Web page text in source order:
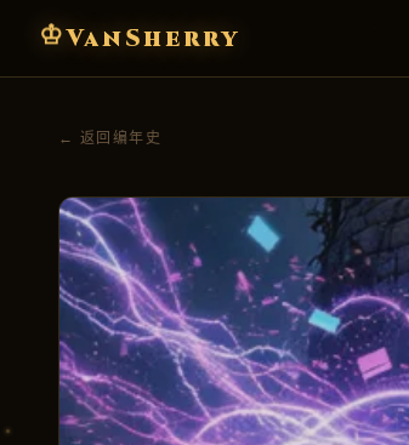
♔VanSherry
← 返回编年史